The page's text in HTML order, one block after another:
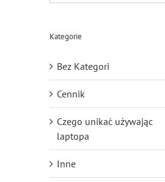
for:
Kategorie
Bez Kategori
Cennik
Czego unikać używając
laptopa
Inne